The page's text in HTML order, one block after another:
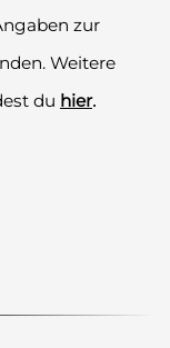
zur
Weitere
du hier.